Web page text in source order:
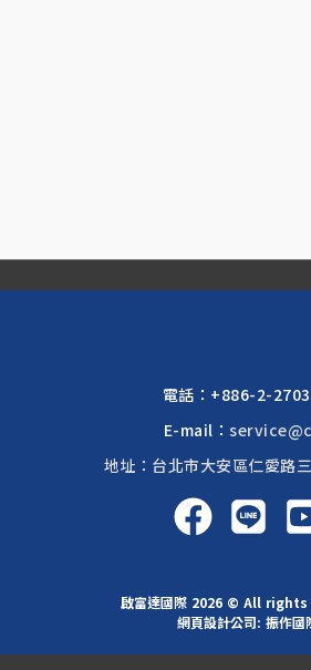
電話： +886-2-
E-mail：
地址：台北市大安區仁愛路
啟富達國際 2026 © All
網頁設計公司: 振作國